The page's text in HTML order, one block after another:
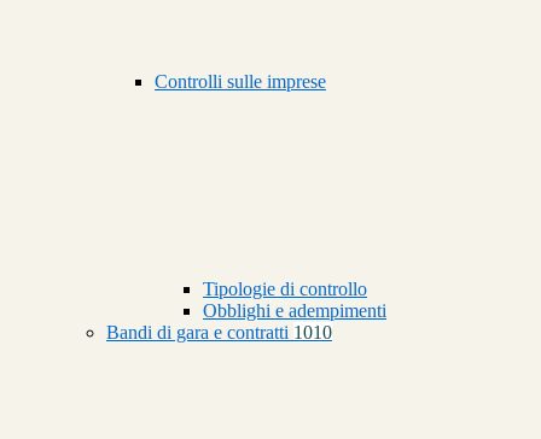
Controlli sulle imprese
Tipologie di controllo
Obblighi e adempimenti
Bandi di gara e contratti 1010